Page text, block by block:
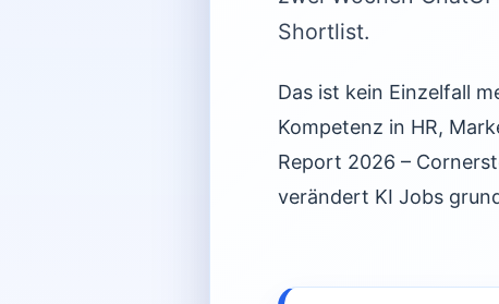
Shortlist.
Das ist kein Einzelfall
Kompetenz in HR,
Report 2026 –
verändert KI Jobs